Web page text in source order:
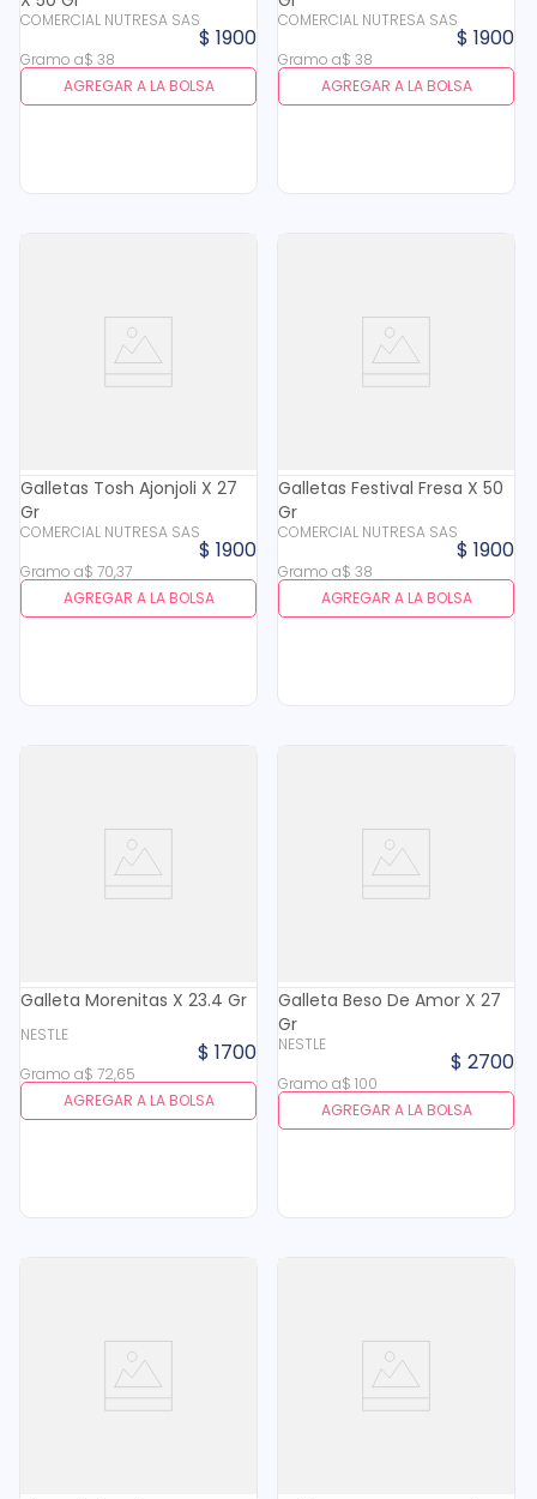
COMERCIAL NUTRESA SAS
$ 1900
Gramo a$ 38
AGREGAR A LA BOLSA
COMERCIAL NUTRESA SAS
$ 1900
Gramo a$ 38
AGREGAR A LA BOLSA
Galletas Tosh Ajonjoli X 27
Gr
COMERCIAL NUTRESA SAS
$ 1900
Gramo a$ 70,37
AGREGAR A LA BOLSA
Galletas Festival Fresa X 50
Gr
COMERCIAL NUTRESA SAS
$ 1900
Gramo a$ 38
AGREGAR A LA BOLSA
Galleta Morenitas X 23.4 Gr
NESTLE
$ 1700
Gramo a$ 72,65
AGREGAR A LA BOLSA
Galleta Beso De Amor X 27
Gr
NESTLE
$ 2700
Gramo a$ 100
AGREGAR A LA BOLSA